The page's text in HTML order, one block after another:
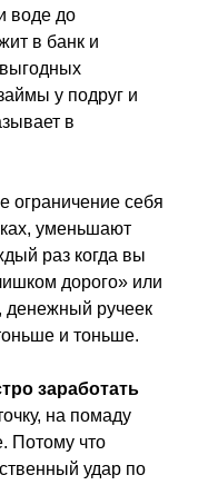
воде до
в банк и
у подруг и
в
ограничение себя
уменьшают
раз когда вы
дорого» или
денежный ручеек
и тоньше.
заработать
на помаду
Потому что
удар по